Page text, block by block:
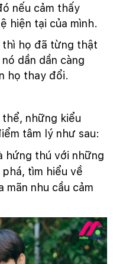
nếu cảm thấy
hiện tại của mình.
thì họ đã từng thật
dần dần càng
họ thay đổi.
những kiểu
tâm lý như sau:
hứng thú với những
tìm hiểu về
nhu cầu cảm